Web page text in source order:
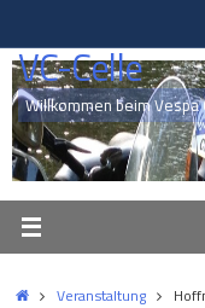
springen
VC-Celle
Willkommen beim Vespa
StartVeranstaltung